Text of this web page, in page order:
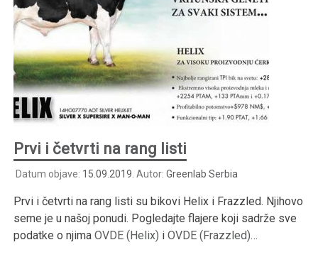
Prvi i četvrti na rang listi
Datum objave: 15.09.2019. Autor: Greenlab Serbia
Prvi i četvrti na rang listi su bikovi Helix i Frazzled. Njihovo
seme je u našoj ponudi. Pogledajte flajere koji sadrže sve
podatke o njimaOVDE (Helix) iOVDE (Frazzled)…